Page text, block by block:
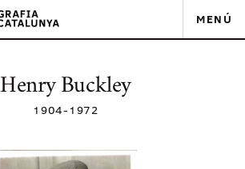
MENÚ
Henry Buckley
1904- 1972